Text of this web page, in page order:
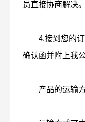
员直接协商解决。
4.接到您的订
确认函并附上我
产品的运输方